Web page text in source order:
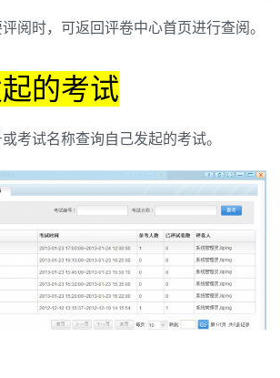
阅时，可返回评卷中心首页进行查阅。
的考试
考试名称查询自己发起的考试。